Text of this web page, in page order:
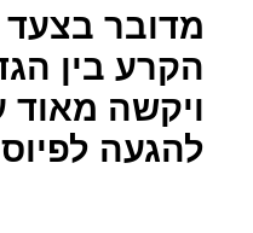
מדובר
הקרע בין
ויקשה
להגעה